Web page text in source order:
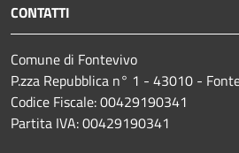
CONTATTI
Comune di Fontevivo
P.zza Repubblica n° 1 - 43010 -
Codice Fiscale: 00429190341
Partita IVA: 00429190341